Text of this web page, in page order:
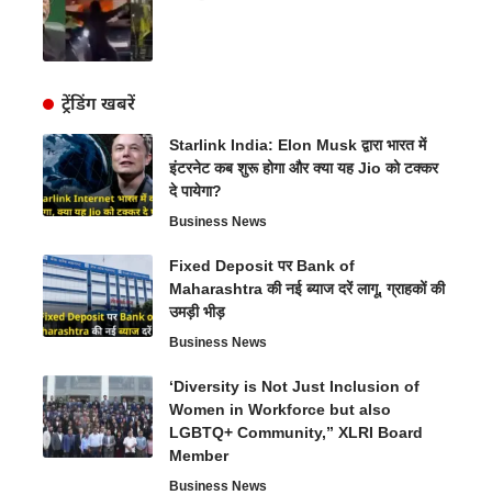
ट्रेंडिंग खबरें
Starlink India: Elon Musk द्वारा भारत में
इंटरनेट कब शुरू होगा और क्या यह Jio को टक्कर
दे पायेगा?
Business News
Fixed Deposit पर Bank of
Maharashtra की नई ब्याज दरें लागू, ग्राहकों की
उमड़ी भीड़
Business News
‘Diversity is Not Just Inclusion of
Women in Workforce but also
LGBTQ+ Community,” XLRI Board
Member
Business News